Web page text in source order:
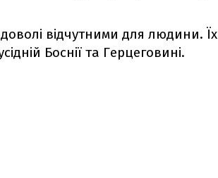
відчутними для людини. Їх
Боснії та Герцеговині.